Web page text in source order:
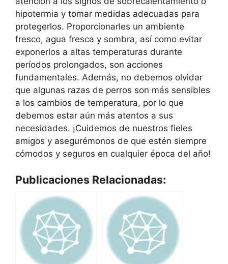
hipotermia y tomar medidas adecuadas para
protegerlos. Proporcionarles un ambiente
fresco, agua fresca y sombra, así como evitar
exponerlos a altas temperaturas durante
períodos prolongados, son acciones
fundamentales. Además, no debemos olvidar
que algunas razas de perros son más sensibles
a los cambios de temperatura, por lo que
debemos estar aún más atentos a sus
necesidades. ¡Cuidemos de nuestros fieles
amigos y asegurémonos de que estén siempre
cómodos y seguros en cualquier época del año!
Publicaciones Relacionadas: